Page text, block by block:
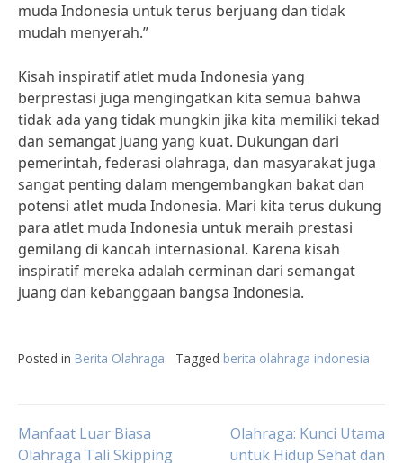
muda Indonesia untuk terus berjuang dan tidak
mudah menyerah.”
Kisah inspiratif atlet muda Indonesia yang
berprestasi juga mengingatkan kita semua bahwa
tidak ada yang tidak mungkin jika kita memiliki tekad
dan semangat juang yang kuat. Dukungan dari
pemerintah, federasi olahraga, dan masyarakat juga
sangat penting dalam mengembangkan bakat dan
potensi atlet muda Indonesia. Mari kita terus dukung
para atlet muda Indonesia untuk meraih prestasi
gemilang di kancah internasional. Karena kisah
inspiratif mereka adalah cerminan dari semangat
juang dan kebanggaan bangsa Indonesia.
Posted in Berita Olahraga Tagged berita olahraga indonesia
Post
Manfaat Luar Biasa
Olahraga Tali Skipping
Olahraga: Kunci Utama
untuk Hidup Sehat dan